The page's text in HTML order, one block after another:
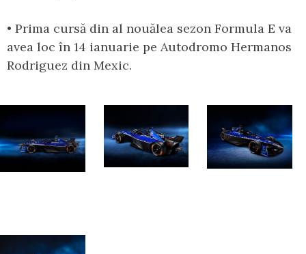
• Prima cursă din al nouălea sezon Formula E va
avea loc în 14 ianuarie pe Autodromo Hermanos
Rodriguez din Mexic.